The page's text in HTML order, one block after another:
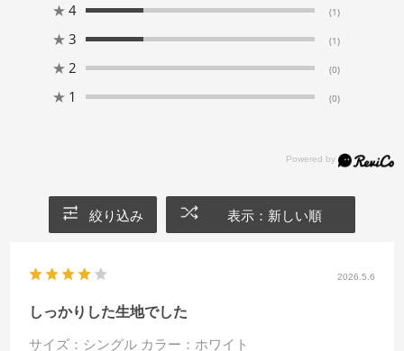
★ 4 (1)
★ 3 (1)
★ 2 (0)
★ 1 (0)
絞り込み 表示：新しい順
2026.5.6
しっかりした生地でした
サイズ：シングル カラー：ホワイト